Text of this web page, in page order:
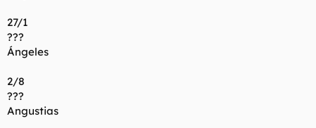
27/1
???
Ángeles
2/8
???
Angustias